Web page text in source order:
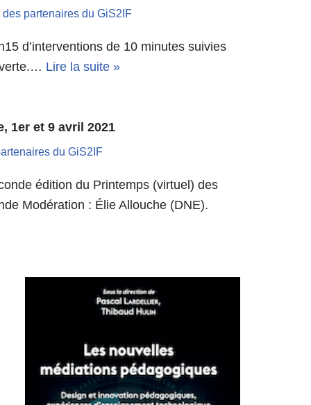
partenaires du GiS2IF
d’interventions de 10 minutes suivies
Lire la suite »
1er et 9 avril 2021
du GiS2IF
édition du Printemps (virtuel) des
Modération : Élie Allouche (DNE).